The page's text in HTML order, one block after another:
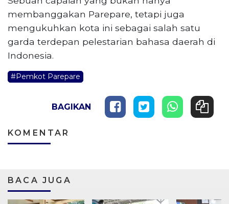
membanggakan Parepare, tetapi juga
mengukuhkan kota ini sebagai salah satu
garda terdepan pelestarian bahasa daerah di
Indonesia.
#Pemkot Parepare
BAGIKAN
KOMENTAR
BACA JUGA